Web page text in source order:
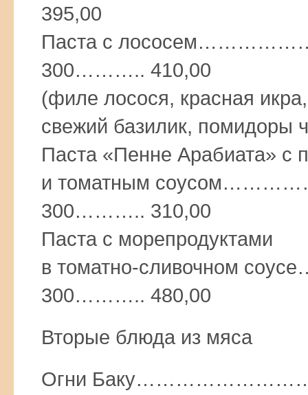
395,00
Паста с
300……….. 410,00
(филе лосося, красная
свежий базилик, помидоры
Паста «Пенне Арабиата» с
и томатным
300……….. 310,00
Паста с морепродуктами
в томатно-сливочном
300……….. 480,00
Вторые блюда из мяса
Огни